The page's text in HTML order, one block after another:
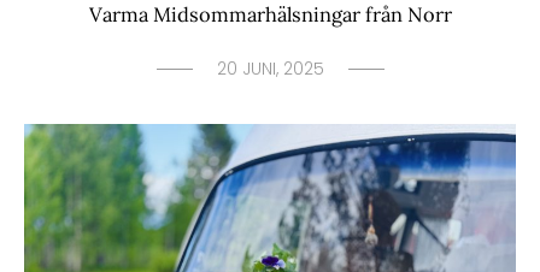
Varma Midsommarhälsningar från Norr
20 JUNI, 2025